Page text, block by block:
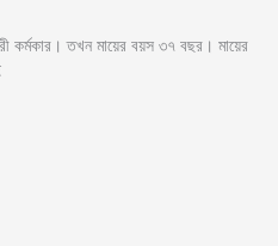
কর্মকার। তখন মায়ের বয়স ৩৭ বছর। মায়ের